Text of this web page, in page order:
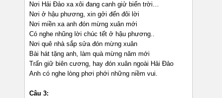
Nơi Hải Đảo xa xôi đang canh giử biển trời…
Nơi ở hậu phương, xin gởi đến đôi lời
Nơi miền xa anh đón mừng xuân mới
Có nghe nhũng lời chúc tết ở hậu phương..
Nơi quê nhà sắp sửa đón mừng xuân
Bài hát tặng anh, làm quà mừng năm mới
Trấn giữ biên cương, hay đón xuân ngoài Hải Đảo
Anh có nghe lòng phơi phới những niềm vui.
Câu 3: